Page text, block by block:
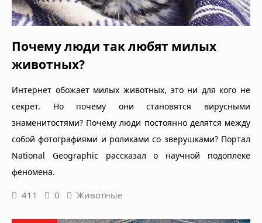
Почему люди так любят милых
животных?
Интернет обожает милых животных, это ни для кого не
секрет. Но почему они становятся вирусными
знаменитостями? Почему люди постоянно делятся между
собой фотографиями и роликами со зверушками? Портал
National Geographic рассказал о научной подоплеке
феномена.
411 0 Животные